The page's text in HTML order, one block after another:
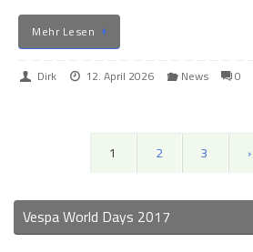
Mehr Lesen
Dirk 12. April 2026 News 0
1 2 3 ›
Vespa World Days 2017